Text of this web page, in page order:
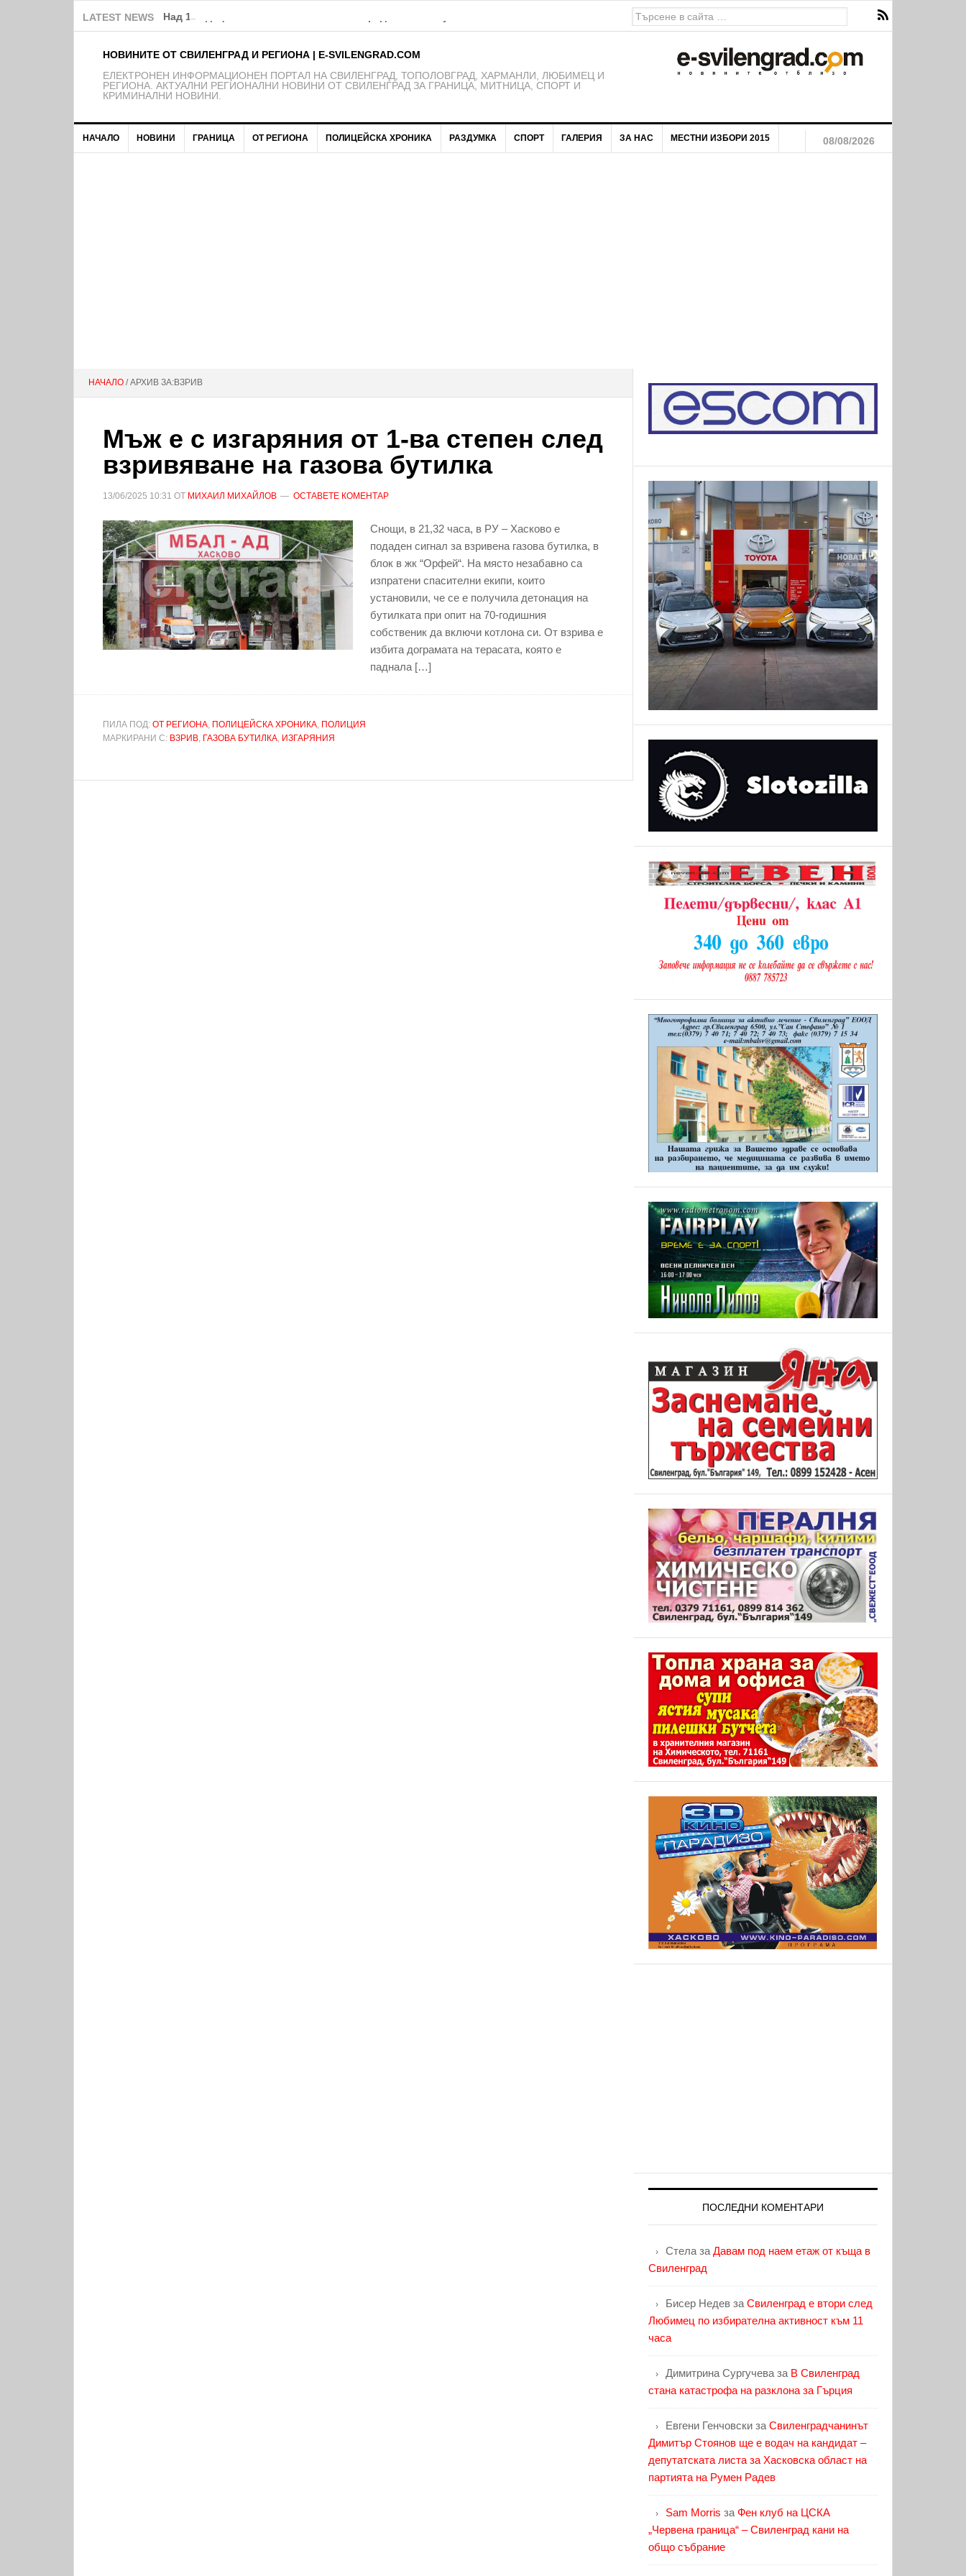
LATEST NEWS Над 150 деца от школата на ФК Свиленград – 1921 получават нови екипи
НОВИНИТЕ ОТ СВИЛЕНГРАД И РЕГИОНА | E-SVILENGRAD.COM
EЛЕКТРОНЕН ИНФОРМАЦИОНЕН ПОРТАЛ НА СВИЛЕНГРАД, ТОПОЛОВГРАД, ХАРМАНЛИ, ЛЮБИМЕЦ И
РЕГИОНА. АКТУАЛНИ РЕГИОНАЛНИ НОВИНИ ОТ СВИЛЕНГРАД ЗА ГРАНИЦА, МИТНИЦА, СПОРТ И
КРИМИНАЛНИ НОВИНИ.
НАЧАЛО НОВИНИ ГРАНИЦА ОТ РЕГИОНА ПОЛИЦЕЙСКА ХРОНИКА РАЗДУМКА СПОРТ ГАЛЕРИЯ ЗА НАС МЕСТНИ ИЗБОРИ 2015 08/08/2026
НАЧАЛО / АРХИВ ЗА:ВЗРИВ
Мъж е с изгаряния от 1-ва степен след
взривяване на газова бутилка
13/06/2025 10:31 ОТ МИХАИЛ МИХАЙЛОВ ОСТАВЕТЕ КОМЕНТАР
Снощи, в 21,32 часа, в РУ – Хасково е
подаден сигнал за взривена газова бутилка, в
блок в жк “Орфей“. На място незабавно са
изпратени спасителни екипи, които
установили, че се е получила детонация на
бутилката при опит на 70-годишния
собственик да включи котлона си. От взрива е
избита дограмата на терасата, която е
паднала […]
ПИЛА ПОД: ОТ РЕГИОНА, ПОЛИЦЕЙСКА ХРОНИКА, ПОЛИЦИЯ
МАРКИРАНИ С: ВЗРИВ, ГАЗОВА БУТИЛКА, ИЗГАРЯНИЯ
ПОСЛЕДНИ КОМЕНТАРИ
Стела за Давам под наем етаж от къща в
Свиленград
Бисер Недев за Свиленград е втори след
Любимец по избирателна активност към 11
часа
Димитрина Сургучева за В Свиленград
стана катастрофа на разклона за Гърция
Евгени Генчовски за Свиленградчанинът
Димитър Стоянов ще е водач на кандидат –
депутатската листа за Хасковска област на
партията на Румен Радев
Sam Morris за Фен клуб на ЦСКА
„Червена граница“ – Свиленград кани на
общо събрание